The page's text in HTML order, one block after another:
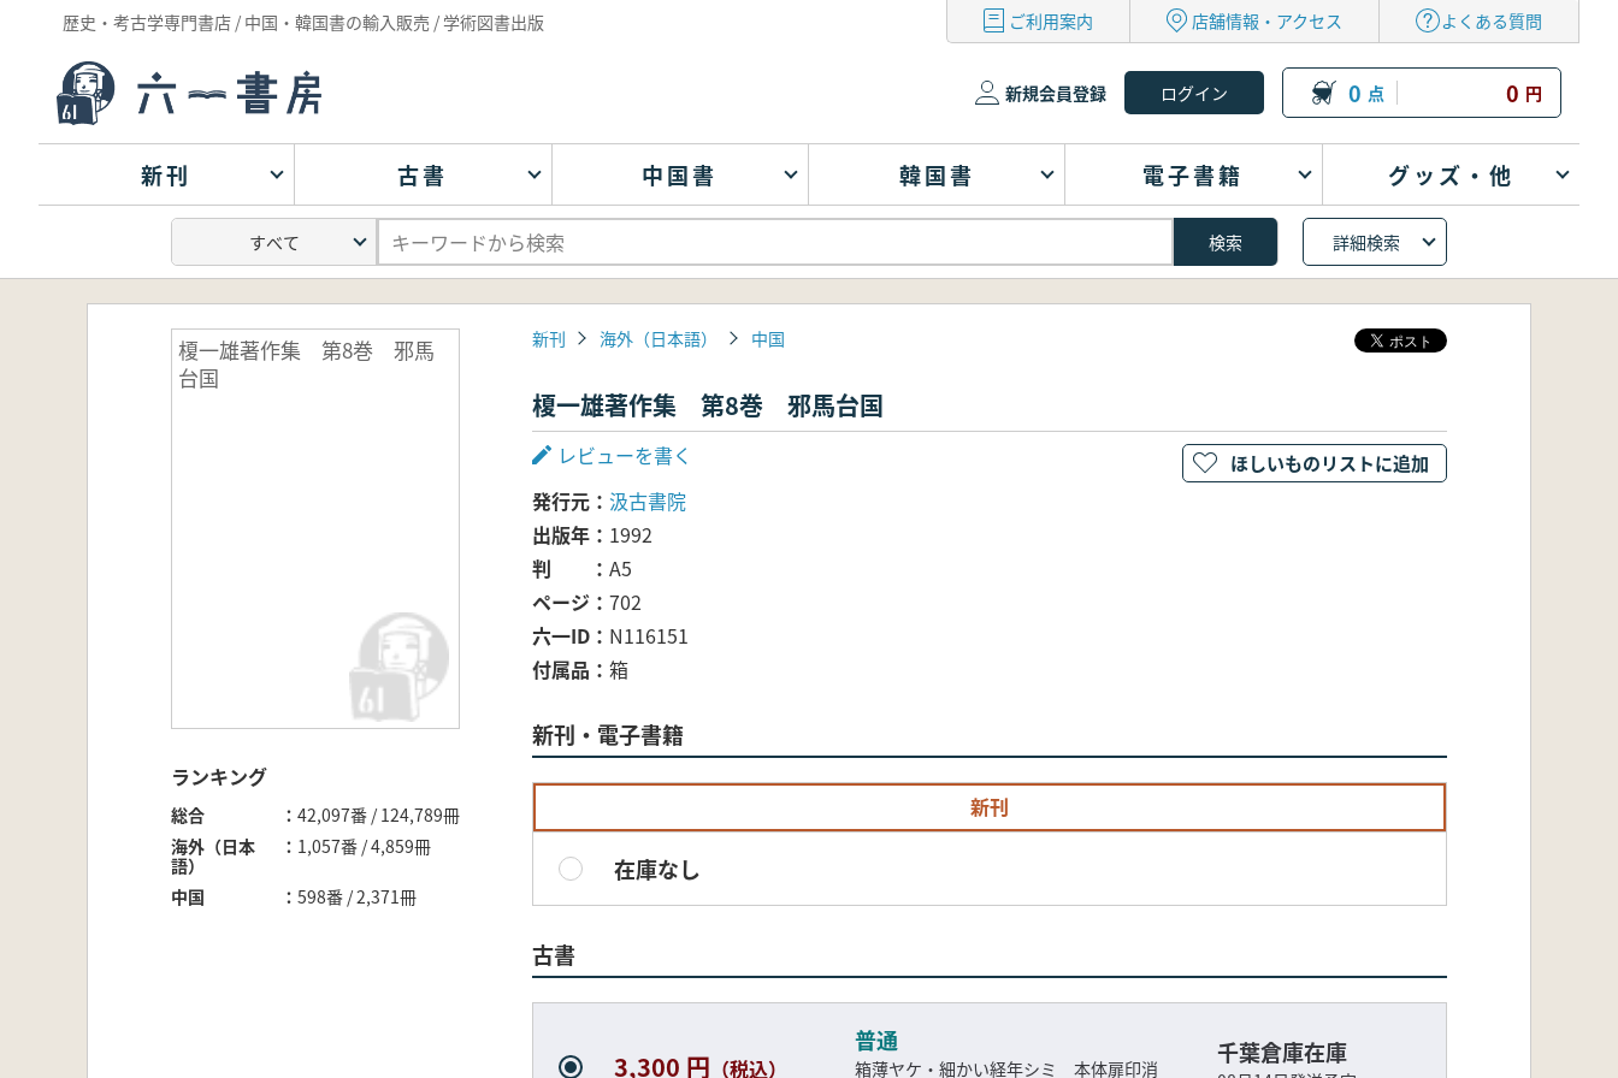
歴史・考古学専門書店 / 中国・韓国書の輸入販売 / 学術図書出版 ご利用案内 店舗情報・アクセス よくある質問
新規会員登録 0 点 0 円
新刊 古書 中国書 韓国書 電子書籍 グッズ・他
詳細検索
榎一雄著作集 第8巻 邪馬
台国
ランキング
総合
42,097番 / 124,789冊
海外（日本
語）
1,057番 / 4,859冊
中国 598番 / 2,371冊
新刊 海外（日本語） 中国
榎一雄著作集 第8巻 邪馬台国
レビューを書く
発行元
汲古書院
出版年
1992
判
A5
ページ
702
六一ID
N116151
付属品
箱
新刊・電子書籍
新刊
在庫なし
古書
3,300 円 （税込）
普通
箱薄ヤケ・細かい経年シミ 本体扉印消
千葉倉庫在庫
ほしいものリストに追加